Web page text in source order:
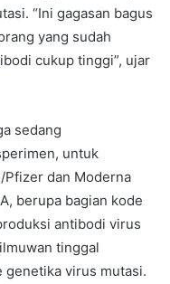
“Ini gagasan bagus
yang sudah
cukup tinggi”, ujar
sedang
untuk
Pfizer dan Moderna
berupa bagian kode
antibodi virus
tinggal
genetika virus mutasi.